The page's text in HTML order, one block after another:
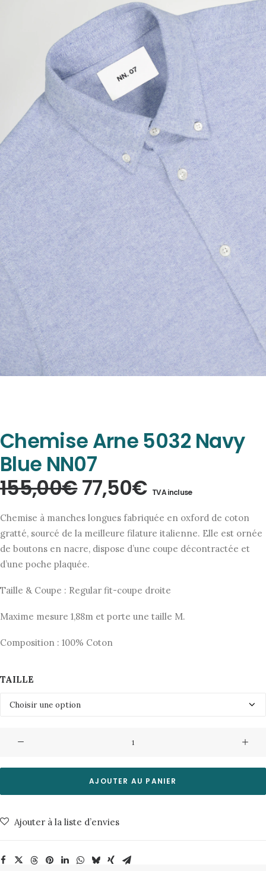
Chemise Arne 5032 Navy
Blue NN07
155,00€Le
prix
initial
était :
155,00€.
77,50€Le
prix
actuel
est :
77,50€.
TVA incluse
Chemise à manches longues fabriquée en oxford de coton
gratté, sourcé de la meilleure filature italienne. Elle est ornée
de boutons en nacre, dispose d’une coupe décontractée et
d’une poche plaquée.
Taille & Coupe : Regular fit-coupe droite
Maxime mesure 1,88m et porte une taille M.
Composition : 100% Coton
TAILLE
Chemise
5032
Blue
AJOUTER AU PANIER
Ajouter à la liste d’envies